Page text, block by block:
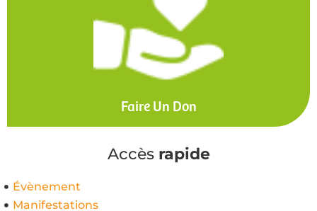
Faire Un Don
Accès rapide
Évènement
Manifestations